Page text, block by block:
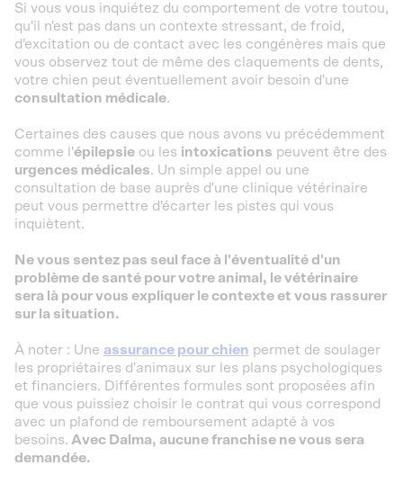
Si vous vous inquiétez du comportement de votre toutou,
qu'il n'est pas dans un contexte stressant, de froid,
d'excitation ou de contact avec les congénères mais que
vous observez tout de même des claquements de dents,
votre chien peut éventuellement avoir besoin d'une
consultation médicale.
Certaines des causes que nous avons vu précédemment
comme l'épilepsie ou les intoxications peuvent être des
urgences médicales. Un simple appel ou une
consultation de base auprès d'une clinique vétérinaire
peut vous permettre d'écarter les pistes qui vous
inquiètent.
Ne vous sentez pas seul face à l'éventualité d'un
problème de santé pour votre animal, le vétérinaire
sera là pour vous expliquer le contexte et vous rassurer
sur la situation.
À noter : Une assurance pour chien permet de soulager
les propriétaires d'animaux sur les plans psychologiques
et financiers. Différentes formules sont proposées afin
que vous puissiez choisir le contrat qui vous correspond
avec un plafond de remboursement adapté à vos
besoins. Avec Dalma, aucune franchise ne vous sera
demandée.